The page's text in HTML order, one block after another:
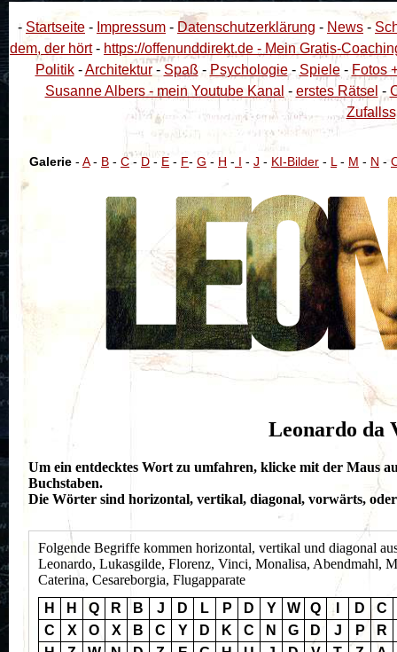
- Startseite - Impressum - Datenschutzerklärung - News -
dem, der hört- https://offenunddirekt.de - Mein Gratis-
Politik-Architektur- Spaß- Psychologie- Spiele- Fotos
Susanne Albers - mein Youtube Kanal - erstes Rätsel -
Galerie - A- B - C - D - E - F- G - H - I - J - KI-Bilder - L - M - N -